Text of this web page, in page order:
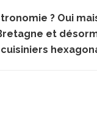
? Oui
et